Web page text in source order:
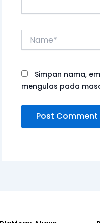
Simpan nama,
mengulas pada